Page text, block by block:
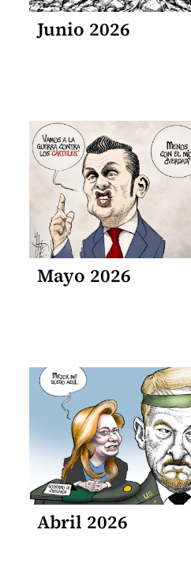
Junio 2026
Mayo 2026
Abril 2026